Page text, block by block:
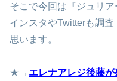
そこで今回は『ジュリ
インスタやTwitterも調
思います。
★→ エレナアレジ後藤